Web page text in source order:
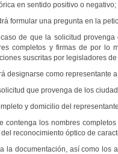
en sentido positivo o
una pregunta en la
caso de que la solicitud
completos y firmas de por lo
suscritas por legisladores
designarse como representante
que provenga de los
y domicilio del
los nombres completos
reconocimiento óptico de
la documentación, así como los